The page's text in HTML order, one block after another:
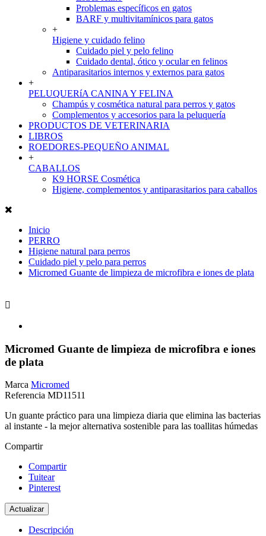
Problemas específicos en gatos
BARF y multivitamínicos para gatos
+
Higiene y cuidado felino
Cuidado piel y pelo felino
Cuidado dental, ótico y ocular en felinos
Antiparasitarios internos y externos para gatos
+
PELUQUERíA CANINA Y FELINA
Champús y cosmética natural para perros y gatos
Complementos y accesorios para la peluquería
PRODUCTOS DE VETERINARIA
LIBROS
ROEDORES-PEQUEÑO ANIMAL
+
CABALLOS
K9 HORSE Cosmética
Higiene, complementos y antiparasitarios para caballos
Inicio
PERRO
Higiene natural para perros
Cuidado piel y pelo para perros
Micromed Guante de limpieza de microfibra e iones de plata

Micromed Guante de limpieza de microfibra e iones
de plata
Marca Micromed
Referencia MD11511
Un guante práctico para una limpieza diaria que elimina las bacterias
al instante - la mejor alternativa sostenible para las toallitas húmedas
Compartir
Compartir
Tuitear
Pinterest
Descripción